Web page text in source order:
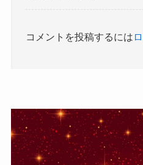
コメントを投稿するには